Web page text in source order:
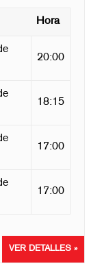
Hora
20:00
18:15
17:00
17:00
VER DETALLES »